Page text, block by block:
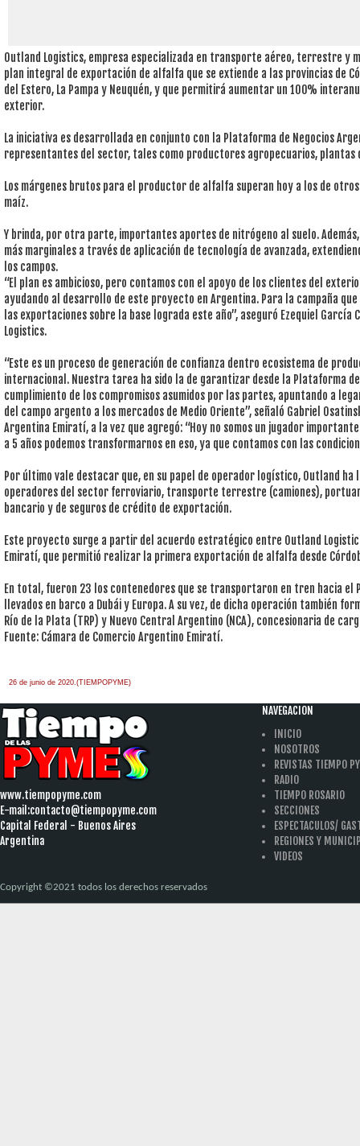
Outland Logistics, empresa especializada en transporte aéreo, terrestre y
plan integral de exportación de alfalfa que se extiende a las provincias de
del Estero, La Pampa y Neuquén, y que permitirá aumentar un 100%
exterior.
La iniciativa es desarrollada en conjunto con la Plataforma de Negocios
representantes del sector, tales como productores agropecuarios, plantas
Los márgenes brutos para el productor de alfalfa superan hoy a los de
maíz.
Y brinda, por otra parte, importantes aportes de nitrógeno al suelo.
más marginales a través de aplicación de tecnología de avanzada,
los campos.
“El plan es ambicioso, pero contamos con el apoyo de los clientes del
ayudando al desarrollo de este proyecto en Argentina. Para la campaña
las exportaciones sobre la base lograda este año”, aseguró Ezequiel
Logistics.
“Este es un proceso de generación de confianza dentro ecosistema de
internacional. Nuestra tarea ha sido la de garantizar desde la Plataforma
cumplimiento de los compromisos asumidos por las partes, apuntando a
del campo argento a los mercados de Medio Oriente”, señaló Gabriel
Argentina Emiratí, a la vez que agregó: “Hoy no somos un jugador
a 5 años podemos transformarnos en eso, ya que contamos con las
Por último vale destacar que, en su papel de operador logístico, Outland
operadores del sector ferroviario, transporte terrestre (camiones),
bancario y de seguros de crédito de exportación.
Este proyecto surge a partir del acuerdo estratégico entre Outland
Emiratí, que permitió realizar la primera exportación de alfalfa desde
En total, fueron 23 los contenedores que se transportaron en tren hacia el
llevados en barco a Dubái y Europa. A su vez, de dicha operación también
Río de la Plata (TRP) y Nuevo Central Argentino (NCA), concesionaria de
Fuente: Cámara de Comercio Argentino Emiratí.
26 de junio de 2020.(TIEMPOPYME)
www.tiempopyme.com
E-mail:contacto@tiempopyme.com
Capital Federal - Buenos Aires
Argentina
NAVEGACION
INICIO
NOSOTROS
REVISTAS TIEMPO
RADIO
TIEMPO ROSARIO
SECCIONES
ESPECTACULOS/
REGIONES Y
VIDEOS
Copyright ©2021 todos los derechos reservados